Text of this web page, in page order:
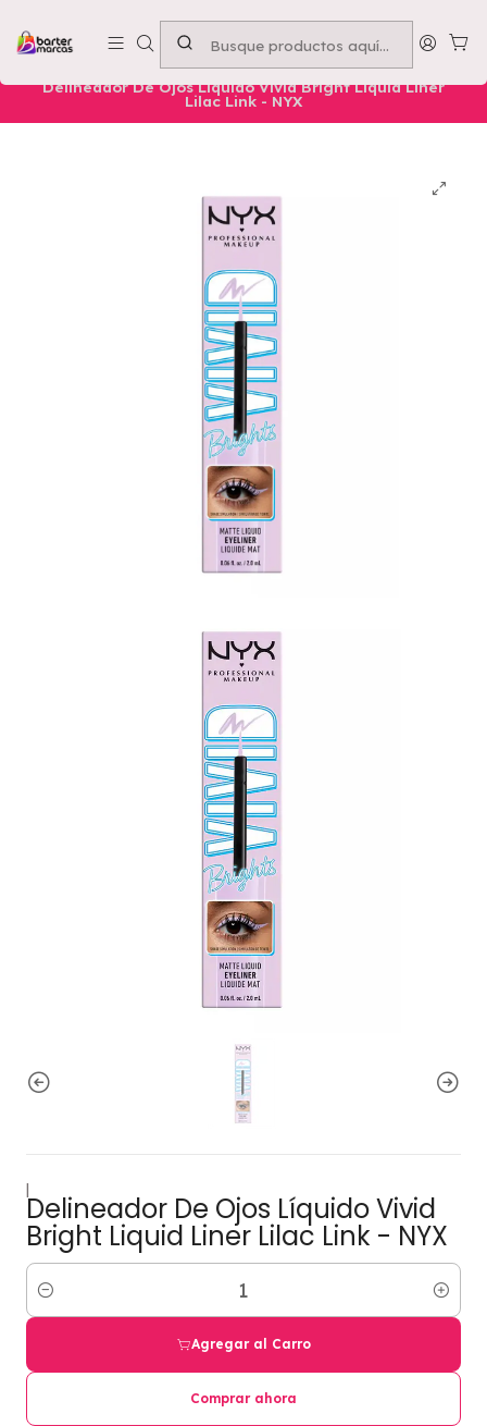
Emprende con nosotros -Compra mínima $50.000
Nuestros Productos Belleza Ojos
Delineador De Ojos Líquido Vivid Bright Liquid Liner
Lilac Link - NYX
|
Delineador De Ojos Líquido Vivid
Bright Liquid Liner Lilac Link - NYX
Cantidad
Agregar al Carro
Comprar ahora